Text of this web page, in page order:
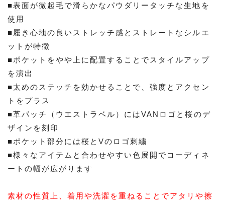
■表面が微起毛で滑らかなパウダリータッチな生地を
使用
■履き心地の良いストレッチ感とストレートなシルエ
ットが特徴
■ポケットをやや上に配置することでスタイルアップ
を演出
■太めのステッチを効かせることで、強度とアクセン
トをプラス
■革パッチ（ウエストラベル）にはVANロゴと桜のデ
ザインを刻印
■ポケット部分には桜とVのロゴ刺繍
■様々なアイテムと合わせやすい色展開でコーディネ
ートの幅が広がります
素材の性質上、着用や洗濯を重ねることでアタリや擦